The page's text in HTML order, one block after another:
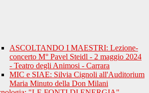
ASCOLTANDO I MAESTRI: Lezione-
concerto M° Pavel Steidl - 2 maggio 2024
- Teatro degli Animosi - Carrara
MIC e SIAE: Silvia Cignoli all'Auditorium
Maria Minuto della Don Milani